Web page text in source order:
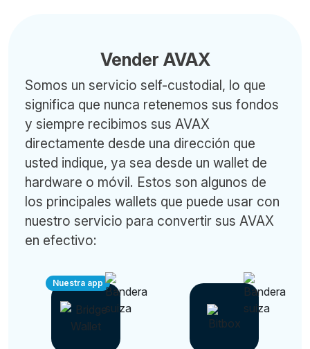
Vender AVAX
Somos un servicio self-custodial, lo que
significa que nunca retenemos sus fondos
y siempre recibimos sus AVAX
directamente desde una dirección que
usted indique, ya sea desde un wallet de
hardware o móvil. Estos son algunos de
los principales wallets que puede usar con
nuestro servicio para convertir sus AVAX
en efectivo:
Nuestra app